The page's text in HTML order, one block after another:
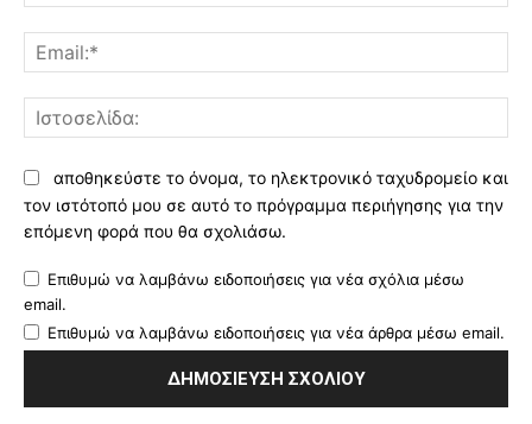
αποθηκεύστε το όνομα, το ηλεκτρονικό ταχυδρομείο και
τον ιστότοπό μου σε αυτό το πρόγραμμα περιήγησης για την
επόμενη φορά που θα σχολιάσω.
Επιθυμώ να λαμβάνω ειδοποιήσεις για νέα σχόλια μέσω
email.
Επιθυμώ να λαμβάνω ειδοποιήσεις για νέα άρθρα μέσω email.